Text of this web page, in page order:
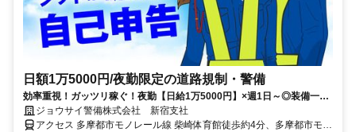
日額1万5000円/夜勤限定の道路規制・警備
効率重視！ガッツリ稼ぐ！夜勤【日給1万5000円】×週1日～◎装備一式
無料＆家賃無料の寮完備
ジョウサイ警備株式会社 新宿支社
アクセス 多摩都市モノレール線 柴崎体育館徒歩約4分、多摩都市モノ